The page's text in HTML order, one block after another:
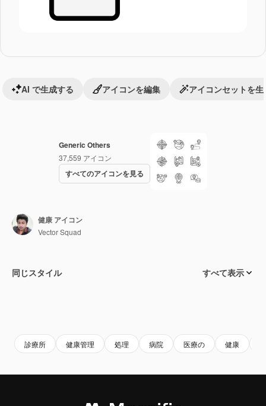
Generic Others
37,559 アイコン
すべてのアイコンを見る
AI で生成する アイコンを編集 アイコンセットを生
健康 アイコン
Vector Squad
同じスタイル すべて表示
診療所 健康管理 処理 病院 医療の 健康